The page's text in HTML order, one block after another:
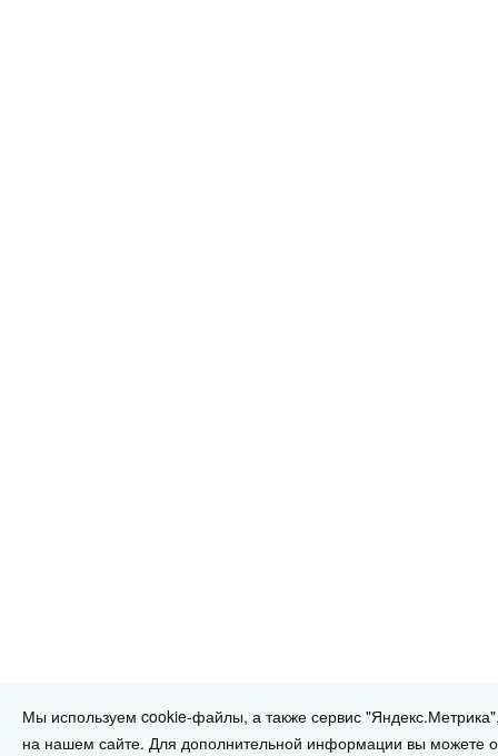
Мы используем cookie-файлы, а также сервис
на нашем сайте. Для дополнительной информации вы можете